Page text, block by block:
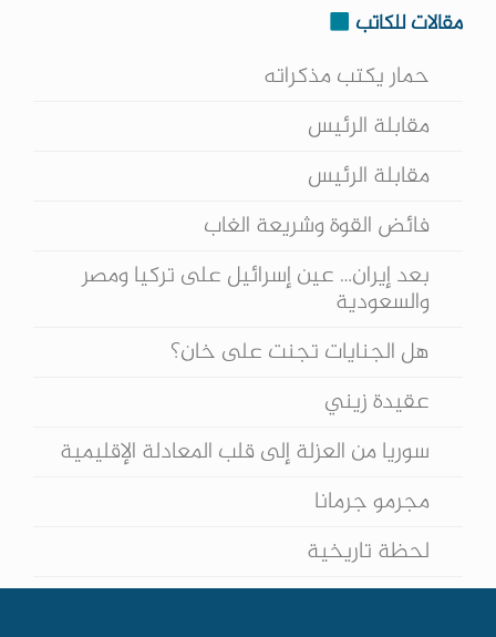
مقالات للكاتب
حمار يكتب مذكراته
مقابلة الرئيس
مقابلة الرئيس
فائض القوة وشريعة الغاب
بعد إيران… عين إسرائيل على تركيا ومصر
والسعودية
هل الجنايات تجنت على خان؟
عقيدة زيني
سوريا من العزلة إلى قلب المعادلة الإقليمية
مجرمو جرمانا
لحظة تاريخية